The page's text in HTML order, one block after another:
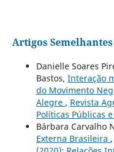
Artigos Semelhantes
Danielle Soares
Bastos, Interação
do Movimento
Alegre , Revista
Políticas Públicas
Bárbara Carvalho
Externa Brasileira ,